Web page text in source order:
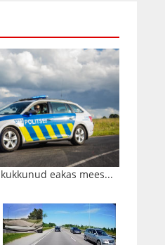
eakas mees...